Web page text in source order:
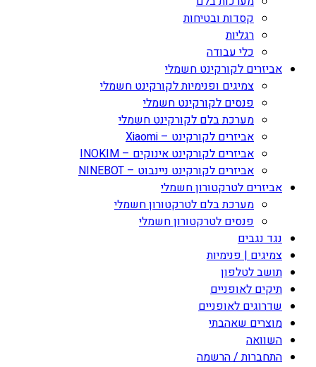
קסדות ובטיחות
רגליות
כלי עבודה
אביזרים לקורקינט חשמלי
צמיגים ופנימיות לקורקינט חשמלי
פנסים לקורקינט חשמלי
מערכת בלם לקורקינט חשמלי
אביזרים לקורקינט – Xiaomi
אביזרים לקורקינט אינוקים – INOKIM
אביזרים לקורקינט ניינבוט – NINEBOT
אביזרים לטרקטורון חשמלי
מערכת בלם לטרקטורון חשמלי
פנסים לטרקטורון חשמלי
נגד נגבים
צמיגים | פנימיות
תושב לטלפון
תיקים לאופניים
שדרוגים לאופניים
מוצרים שאהבתי
השוואה
התחברות / הרשמה